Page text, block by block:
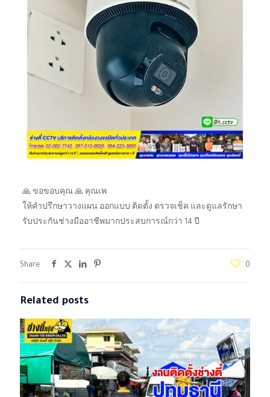
🙏 ขอขอบคุณ 🙏 คุณเพ
ให้คำปรึกษาวางแผน ออกแบบ ติดตั้ง ตรวจเช็ค และดูแลรักษา
รับประกันช่างมืออาชีพมากประสบการณ์กว่า 14 ปี
Share 0
Related posts